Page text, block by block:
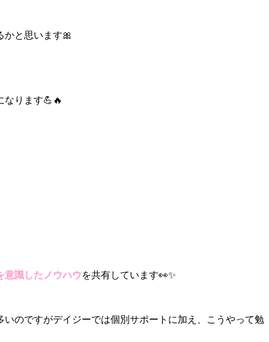
かと思います🎀
なります💪🔥
意識したノウハウを共有しています👀✨
のですがデイジーでは個別サポートに加え、こうやって勉